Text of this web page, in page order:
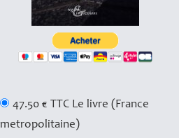
47.50 € TTC Le livre (France
metropolitaine)